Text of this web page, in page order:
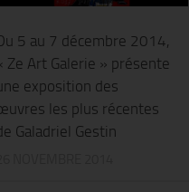
5 au 7 décembre 2014,
Ze Art Galerie » présente
exposition des
les plus récentes
Galadriel Gestin